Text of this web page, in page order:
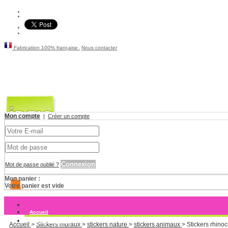
Fabrication 100% française Nous contacter
Mon compte | Créer un compte
Mot de passe oublié ? Connexion
Mon panier :
Votre panier est vide
Accueil
Accueil > Stickers muraux > stickers nature > stickers animaux > Stickers